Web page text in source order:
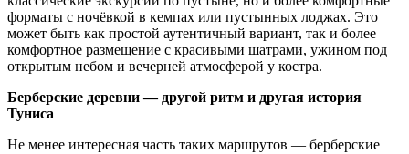
форматы с ночёвкой в кемпах или пустынных лоджах. Это
может быть как простой аутентичный вариант, так и более
комфортное размещение с красивыми шатрами, ужином под
открытым небом и вечерней атмосферой у костра.
Берберские деревни — другой ритм и другая история
Туниса
Не менее интересная часть таких маршрутов — берберские